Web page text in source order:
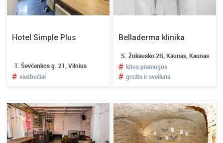
Hotel Simple Plus
T. Ševčenkos g. 21, Vilnius
# viešbučiai
Belladerma klinika
S. Žukausko 2B, Kaunas, Kaunas
# kitos pramogos
# grožis ir sveikata